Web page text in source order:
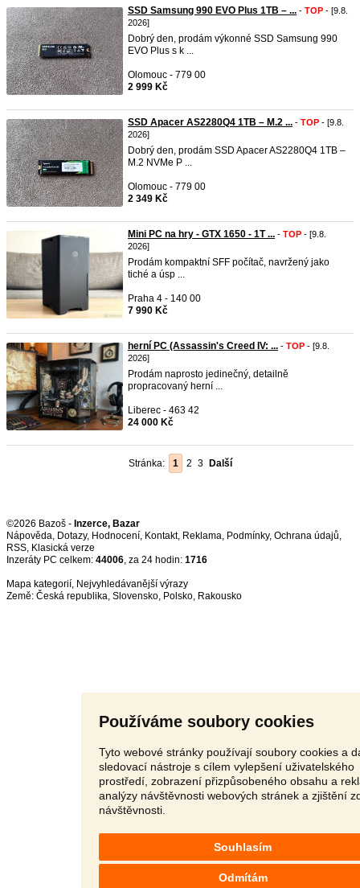
Používáme soubory cookies
Tyto webové stránky používají soubory cookies a
sledovací nástroje s cílem vylepšení uživatelského
prostředí, zobrazení přizpůsobeného obsahu a
analýzy návštěvnosti webových stránek a zjištění
návštěvnosti.
Souhlasím
Odmítám
SSD Samsung 990 EVO Plus 1TB – ... - TOP - [9.8.
2026]
Dobrý den, prodám výkonné SSD Samsung 990
EVO Plus s k ...
Olomouc - 779 00
2 999 Kč
SSD Apacer AS2280Q4 1TB – M.2 ... - TOP - [9.8.
2026]
Dobrý den, prodám SSD Apacer AS2280Q4 1TB –
M.2 NVMe P ...
Olomouc - 779 00
2 349 Kč
Mini PC na hry - GTX 1650 - 1T ... - TOP - [9.8.
2026]
Prodám kompaktní SFF počítač, navržený jako
tiché a úsp ...
Praha 4 - 140 00
7 990 Kč
herní PC (Assassin's Creed IV: ... - TOP - [9.8.
2026]
Prodám naprosto jedinečný, detailně
propracovaný herní ...
Liberec - 463 42
24 000 Kč
Stránka: 1 2 3 Další
©2026 Bazoš - Inzerce, Bazar
Nápověda, Dotazy, Hodnocení, Kontakt, Reklama, Podmínky, Ochrana údajů,
RSS,
Inzeráty PC celkem: 44006, za 24 hodin: 1716
Mapa kategorií, Nejvyhledávanější výrazy
Země: Česká republika, Slovensko, Polsko, Rakousko